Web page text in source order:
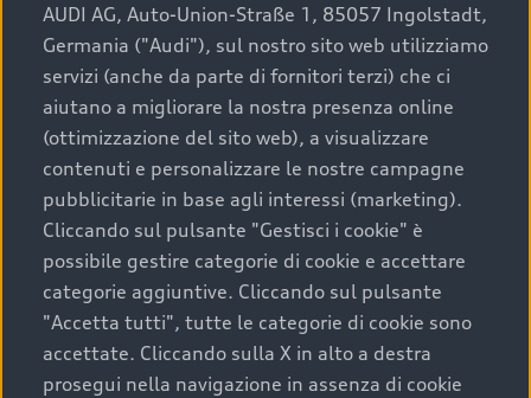
La qualità di acquistare
un’auto usata Audi
Scegliere un’auto usata è una decisione che coniuga
convenienza, affidabilità e sostenibilità. Per fare un
acquisto sicuro, è essenziale considerare aspetti
determinanti come la garanzia inclusa e l’affidabilità del
marchio. Audi offre l’auto usata perfetta tramite Audi
Prima Scelta :plus
AUDI AG, Auto-Union-Straße 1, 85057 Ingolstadt,
Germania ("Audi"), sul nostro sito web utilizziamo
servizi (anche da parte di fornitori terzi) che ci
aiutano a migliorare la nostra presenza online
(ottimizzazione del sito web), a visualizzare
contenuti e personalizzare le nostre campagne
pubblicitarie in base agli interessi (marketing).
Cliccando sul pulsante "Gestisci i cookie" è
possibile gestire categorie di cookie e accettare
categorie aggiuntive. Cliccando sul pulsante
"Accetta tutti", tutte le categorie di cookie sono
accettate. Cliccando sulla X in alto a destra
prosegui nella navigazione in assenza di cookie